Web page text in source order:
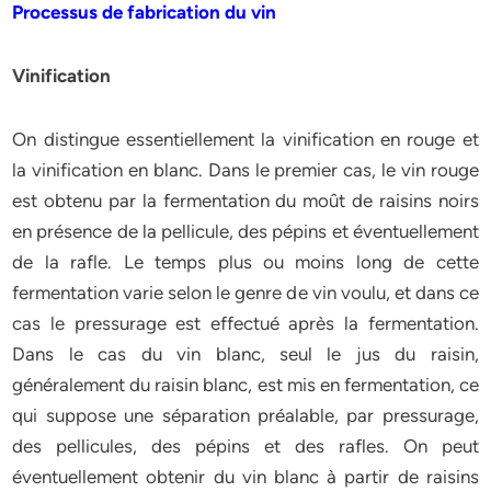
Processus de fabrication du vin
Vinification
On distingue essentiellement la vinification en rouge et
la vinification en blanc. Dans le premier cas, le vin rouge
est obtenu par la fermentation du moût de raisins noirs
en présence de la pellicule, des pépins et éventuellement
de la rafle. Le temps plus ou moins long de cette
fermentation varie selon le genre de vin voulu, et dans ce
cas le pressurage est effectué après la fermentation.
Dans le cas du vin blanc, seul le jus du raisin,
généralement du raisin blanc, est mis en fermentation, ce
qui suppose une séparation préalable, par pressurage,
des pellicules, des pépins et des rafles. On peut
éventuellement obtenir du vin blanc à partir de raisins